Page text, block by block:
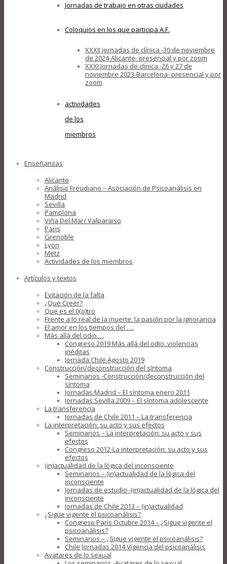
Jornadas de trabajo en otras ciudades
Coloquios en los que participa A.F.
XXXII Jornadas de clínica -30 de noviembre
de 2024-Alicante- presencial y por zoom
XXXI Jornadas de clínica -26 y 27 de
noviembre 2023-Barcelona- presencial y por
zoom
actividades
de los
miembros
Enseñanzas
Alicante
Análisis Freudiano – Asociación de Psicoanálisis en
Madrid
Sevilla
Pamplona
Viña Del Mar/ Valparaiso
Paris
Grenoble
Lyon
Metz
Actividades de los miembros
Artículos y textos
Evitación de la falta
¿Que Creer?
Que es el 0(o)tro
Frente a lo real de la muerte: la pasión por la ignorancia
El amor en los tiempos del ….
Más allá del odio….
Congreso 2019 Más allá del odio..violencias
inéditas
Jornada Chile Agosto 2019
Construcción/deconstrucción del síntoma
Seminarios -Construcción/deconstrucción del
síntoma
Jornadas Madrid – El síntoma enero 2011
Jornadas Sevilla 2009 – El síntoma adolescente
La transferencia
Jornadas de Chile 2011 – La transferencia
La interpretación: su acto y sus efectos
Seminarios – La interpretación: su acto y sus
efectos
Congreso 2012-La interpretación: su acto y sus
efectos
(in)actualidad de la lógica del inconsciente
Seminarios – (in)actualidad de la lógica del
inconsciente
Jornadas de estudio -(in)actualidad de la lógica del
inconsciente
Jornadas de Chile 2013 – (in)actualidad
¿Sigue vigente el psicoanálisis?
Congreso París Octubre 2014 – ¿Sigue vigente el
psicoanálisis?
Seminarios – ¿Sigue vigente el psicoanálisis?
Chile Jornadas 2014 Vigencia del psicoanálisis
Avatares de lo sexual